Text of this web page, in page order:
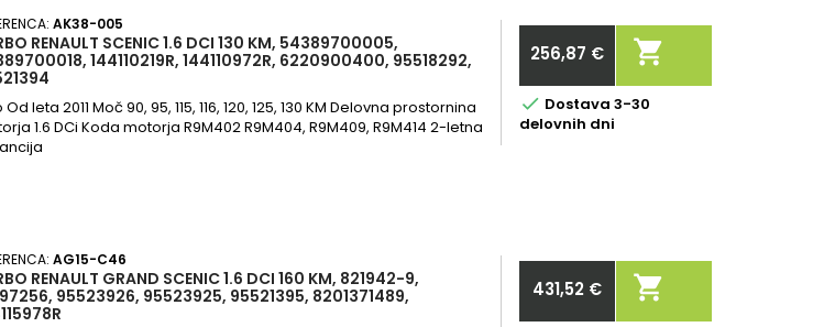
AK38-005
RENAULT SCENIC 1.6 DCI 130 KM, 54389700005,
144110219R, 144110972R, 6220900400, 95518292,
Od leta 2011 Moč 90, 95, 115, 116, 120, 125, 130 KM Delovna prostornina
1.6 DCi Koda motorja R9M402 R9M404, R9M409, R9M414 2-letna
Cena
256,87 € 
 Dostava 3-30
delovnih dni
AG15-C46
RENAULT GRAND SCENIC 1.6 DCI 160 KM, 821942-9,
95523926, 95523925, 95521395, 8201371489,
Cena
431,52 € 